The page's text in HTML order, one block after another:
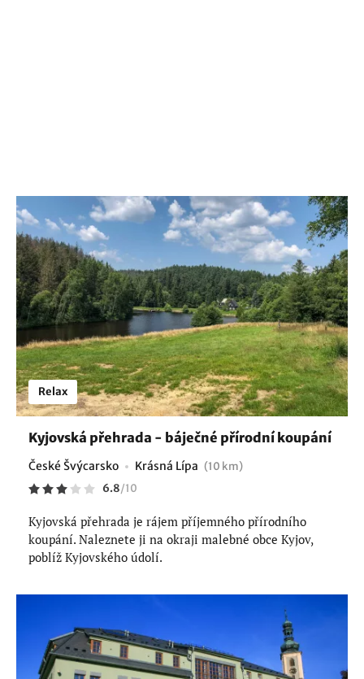
Relax
Kyjovská přehrada - báječné přírodní koupání
České Švýcarsko Krásná Lípa (10 km)
6.8/10
Kyjovská přehrada je rájem příjemného přírodního
koupání. Naleznete ji na okraji malebné obce Kyjov,
poblíž Kyjovského údolí.